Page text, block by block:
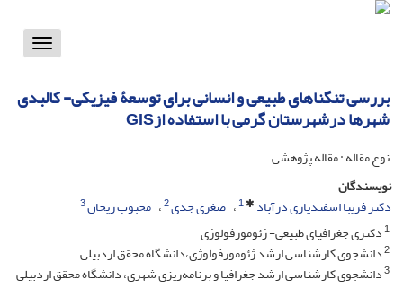
Toggle
بررسی تنگناهای طبیعی و انسانی برای توسعۀ فیزیکی- کالبدی
شهرها درشهرستان گرمی با استفاده ازGIS
نوع مقاله : مقاله پژوهشی
نویسندگان
دکتر فریبا اسفندیاری درآباد
1 صغری جدی2 محبوب ریحان3
1دکتری جغرافیای طبیعی- ژئومورفولوژی
2دانشجوی کارشناسی ارشد ژئومورفولوژی،دانشگاه محقق اردبیلی
3دانشجوی کارشناسی ارشد جغرافیا و برنامه‌ریزی شهری، دانشگاه محقق اردبیلی